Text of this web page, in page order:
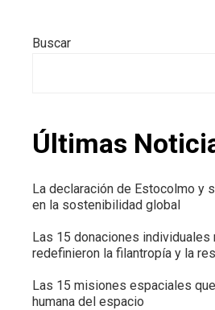
Buscar
Últimas
La declaración de Estocolmo y
en la sostenibilidad global
Las 15 donaciones individuales
redefinieron la filantropía y la
Las 15 misiones espaciales
humana del espacio